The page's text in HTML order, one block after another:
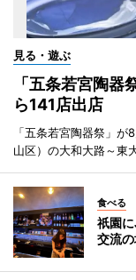
見る・遊ぶ
「五条若宮陶
ら141店出店
「五条若宮陶器祭」
山区）の大和大路～東
食べる
祇園
交流